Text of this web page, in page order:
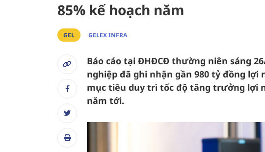
85% kế hoạch năm
GEL GELEX INFRA
Báo cáo tại ĐHĐCĐ thường niên sáng
nghiệp đã ghi nhận gần 980 tỷ đồng
mục tiêu duy trì tốc độ tăng trưởng lợi
năm tới.